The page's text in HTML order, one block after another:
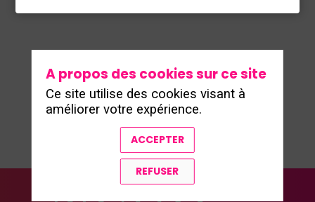
TOUS LES SPEAKERS
A propos des cookies sur ce site
Ce site utilise des cookies visant à
améliorer votre expérience.
ACCEPTER
REFUSER